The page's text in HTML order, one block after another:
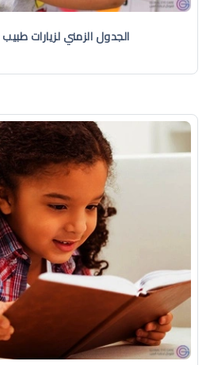
الجدول الزمني لزيارات